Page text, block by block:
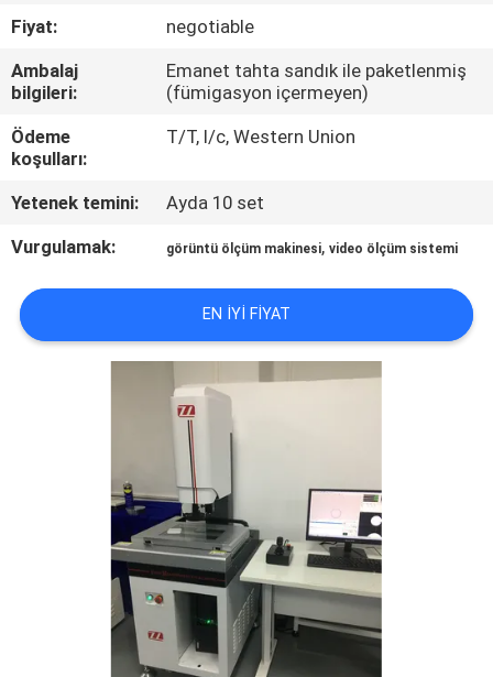
KALITE
KONTROL
BIZE
ULAŞIN
HABERLER
BIR
SITEMAP
PRIVACY
Fiyat:
negotiable
Ambalaj
bilgileri:
Emanet tahta sandık ile paketlenmiş
(fümigasyon içermeyen)
Ödeme
koşulları:
T/T, l/c, Western Union
Yetenek temini:
Ayda 10 set
Vurgulamak:
görüntü ölçüm makinesi,video ölçüm sistemi
EN IYI FIYAT